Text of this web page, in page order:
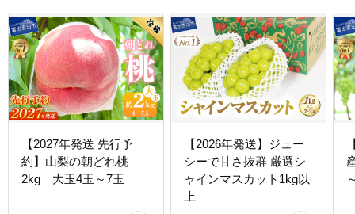
【2027年発送 先行予
約】山梨の朝どれ桃
2kg 大玉4玉～7玉
【2026年発送】ジュー
シーで甘さ抜群 厳選シ
ャインマスカット1kg以
上